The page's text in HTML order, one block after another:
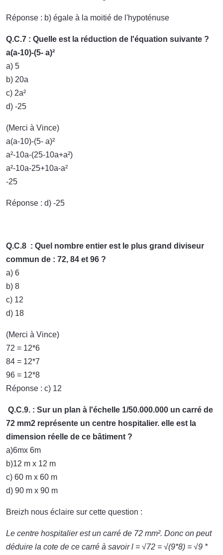
Réponse : b) égale à la moitié de l'hypoténuse
Q.C.7 : Quelle est la réduction de l'équation suivante ?
a(a-10)-(5- a)²
a) 5
b) 20a
c) 2a²
d) -25
(Merci à Vince)
a(a-10)-(5- a)²
a²-10a-(25-10a+a²)
a²-10a-25+10a-a²
-25
Réponse : d) -25
Q.C.8 : Quel nombre entier est le plus grand diviseur
commun de : 72, 84 et 96 ?
a) 6
b) 8
c) 12
d) 18
(Merci à Vince)
72 = 12*6
84 = 12*7
96 = 12*8
Réponse : c) 12
Q.C.9. : Sur un plan à l'échelle 1/50.000.000 un carré de
72 mm2 représente un centre hospitalier. elle est la
dimension réelle de ce bâtiment ?
a)6mx 6m
b)12 m x 12 m
c) 60 m x 60 m
d) 90 m x 90 m
Breizh nous éclaire sur cette question :
Le centre hospitalier est un carré de 72 mm². Donc on peut
déduire la cote de ce carré à savoir l = √72 = √(9*8) = √9 *